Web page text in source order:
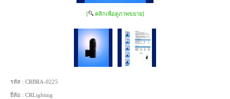
[ คลิกเพื่อดูภาพขยาย]
รหัส : CRBRA-0225
ยี่ห้อ : CRLighting